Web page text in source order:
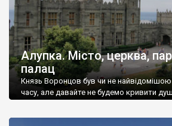
Алупка. Місто, церква,
палац
Князь Воронцов був чи не
часу, але давайте не будемо кривити